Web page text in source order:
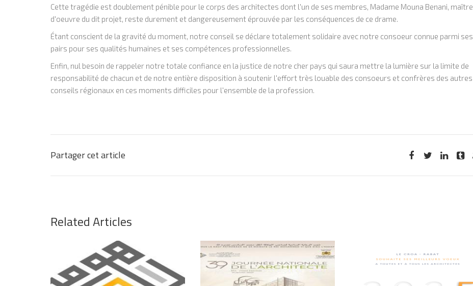
Cette tragédie est doublement pénible pour le corps des architectes dont l'un de ses membres, Madame Mouna Benani, maître
d'oeuvre du dit projet, reste durement et dangereusement éprouvée par les conséquences de ce drame.
Étant conscient de la gravité du moment, notre conseil se déclare totalement solidaire avec notre consoeur connue parmi ses
pairs pour ses qualités humaines et ses compétences professionnelles.
Enfin, nul besoin de rappeler notre totale confiance en la justice de notre cher pays qui saura mettre la lumière sur la limite de
responsabilité de chacun et de notre entière disposition à soutenir l'effort très louable des consoeurs et confrères des autres
conseils régionaux en ces moments difficiles pour l'ensemble de la profession.
Partager cet article
Related Articles